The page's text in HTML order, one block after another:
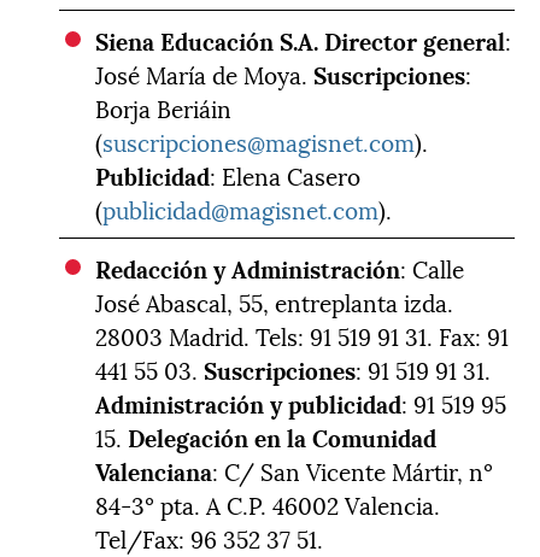
Siena Educación S.A. Director general:
José María de Moya.Suscripciones:
Borja Beriáin
(suscripciones@magisnet.com).
Publicidad: Elena Casero
(publicidad@magisnet.com).
Redacción y Administración: Calle
José Abascal, 55, entreplanta izda.
28003 Madrid. Tels: 91 519 91 31. Fax: 91
441 55 03.Suscripciones: 91 519 91 31.
Administración y publicidad: 91 519 95
15. Delegación en la Comunidad
Valenciana: C/ San Vicente Mártir, nº
84-3º pta. A C.P. 46002 Valencia.
Tel/Fax: 96 352 37 51.